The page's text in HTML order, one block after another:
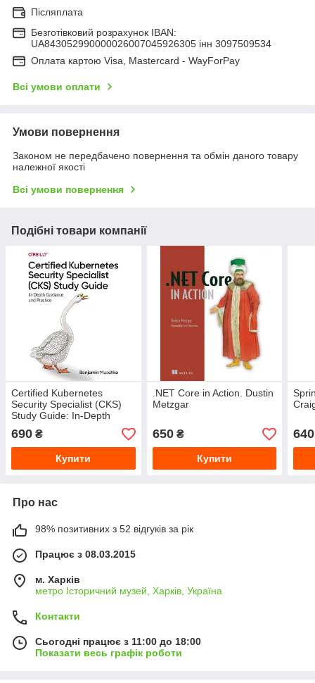
Післяплата
Безготівковий розрахунок IBAN:
UA843052990000026007045926305 інн 3097509534
Оплата картою Visa, Mastercard - WayForPay
Всі умови оплати
Умови повернення
Законом не передбачено повернення та обмін даного товару
належної якості
Всі умови повернення
Подібні товари компанії
Certified Kubernetes
Security Specialist (CKS)
Study Guide: In-Depth
Guidance and Practice.
Benjamin Muschko
690 ₴
Купити
.NET Core in Action. Dustin
Metzgar
650₴
Купити
640
Про нас
98% позитивних з 52 відгуків за рік
Працює з 08.03.2015
м. Харків
метро Історичний музей, Харків, Україна
Контакти
Сьогодні працює з 11:00 до 18:00
Показати весь графік роботи